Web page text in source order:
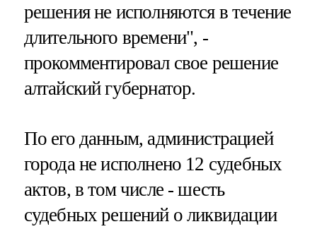
решения не исполняются в течение
длительного времени", -
прокомментировал свое решение
алтайский губернатор.
По его данным, администрацией
города не исполнено 12 судебных
актов, в том числе - шесть
судебных решений о ликвидации